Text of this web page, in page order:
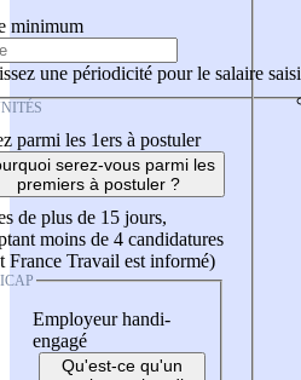
minimum
une périodicité pour le salaire saisi
parmi les 1ers à postuler
serez-vous parmi les
premiers à postuler ?
de plus de 15 jours,
moins de 4 candidatures
France Travail est informé)
Employeur handi-
engagé
Qu'est-ce qu'un